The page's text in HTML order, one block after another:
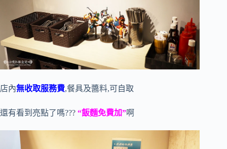
店內無收取服務費,餐具及醬料,可自取
還有看到亮點了嗎??? “飯麵免費加”啊